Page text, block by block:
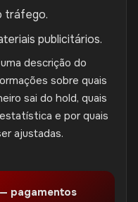
tráfego.
publicitários.
descrição do
sobre quais
sai do hold, quais
e por quais
ajustadas.
pagamentos